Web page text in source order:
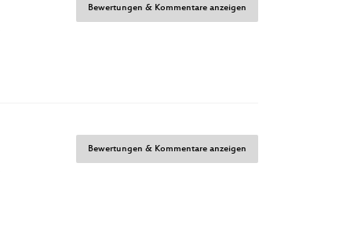
Bewertungen & Kommentare anzeigen
Bewertungen & Kommentare anzeigen